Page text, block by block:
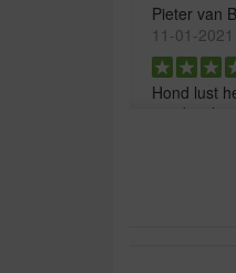
Pieter van
11-01-2021
Hond lust
voeding ligt.